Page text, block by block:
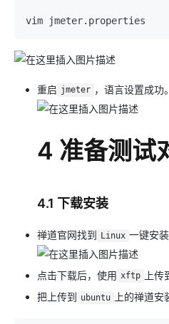
重启 jmeter ，语言设置成功。
4 准备测试
4.1 下载安装
禅道官网找到 Linux 一键安装
点击下载后，使用 xftp 上传
把上传到 ubuntu 上的禅道安